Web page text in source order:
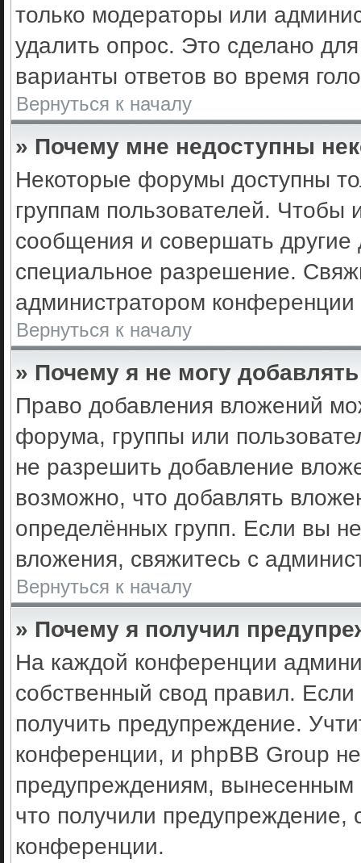
только модераторы или
удалить опрос. Это сделано
варианты ответов во время
Вернуться к началу
» Почему мне недоступны
Некоторые форумы доступны
группам пользователей. Чтобы
сообщения и совершать
специальное разрешение.
администратором
Вернуться к началу
» Почему я не могу
Право добавления вложений
форума, группы или
не разрешить добавление
возможно, что добавлять
определённых групп. Если вы
вложения, свяжитесь с
Вернуться к началу
» Почему я получил
На каждой конференции
собственный свод правил.
получить предупреждение.
конференции, и phpBB Group
предупреждениям, вынесенным
что получили предупреждение,
конференции.